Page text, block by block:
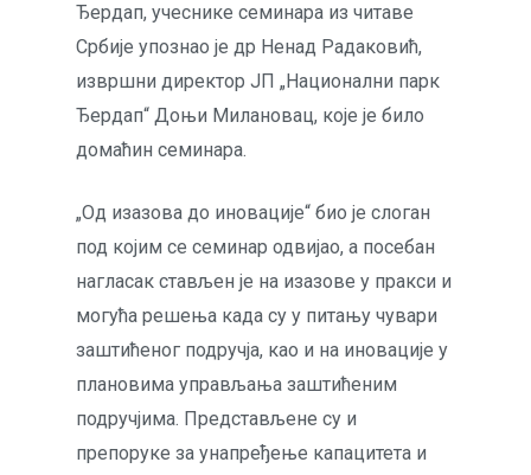
Ђердап, учеснике семинара из читаве
Србије упознао је др Ненад Радаковић,
извршни директор ЈП „Национални парк
Ђердап“ Доњи Милановац, које је било
домаћин семинара.
„Од изазова до иновације“ био је слоган
под којим се семинар одвијао, а посебан
нагласак стављен је на изазове у пракси и
могућа решења када су у питању чувари
заштићеног подручја, као и на иновације у
плановима управљања заштићеним
подручјима. Представљене су и
препоруке за унапређење капацитета и